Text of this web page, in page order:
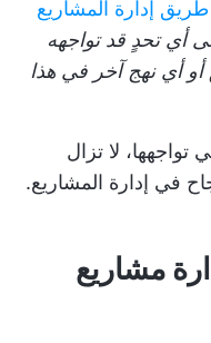
إدارة المشاريع
أي تحدٍ قد تواجهه
أي نهج آخر في هذا
لا تزال
في إدارة المشاريع.
مشاريع